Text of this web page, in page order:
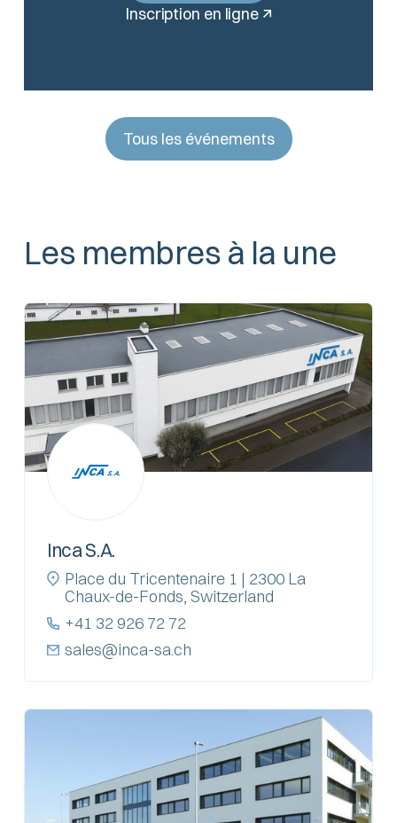
Inscription en ligne
Tous les événements
Les membres à la une
Inca S.A.
Place du Tricentenaire 1 | 2300 La
Chaux-de-Fonds, Switzerland
+41 32 926 72 72
sales@inca-sa.ch